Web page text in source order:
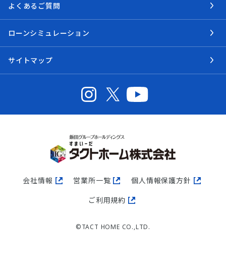
よくあるご質問
ローンシミュレーション
サイトマップ
会社情報 営業所一覧 個人情報保護方針
ご利用規約
©TACT HOME CO.,LTD.